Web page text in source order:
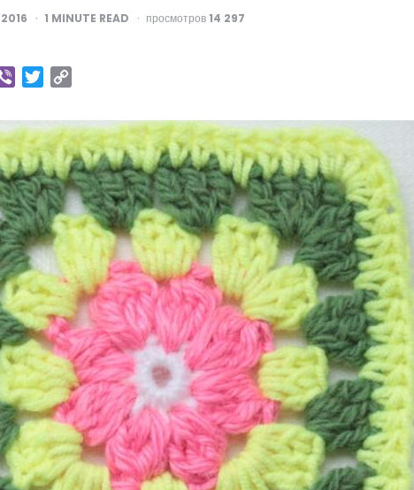
1 MINUTE READ просмотров 14 297
Viber Twitter